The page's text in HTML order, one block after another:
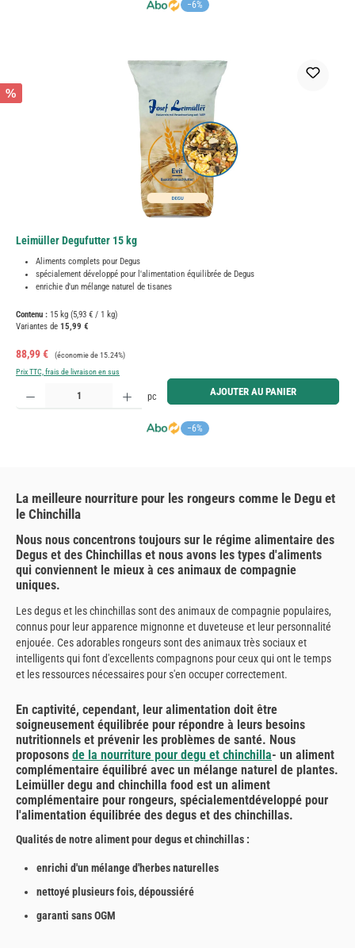
−6%
%
Leimüller Degufutter 15 kg
Aliments complets pour Degus
spécialement développé pour l'alimentation équilibrée de Degus
enrichie d'un mélange naturel de tisanes
Contenu : 15 kg (5,93 € / 1 kg)
Variantes de 15,99 €
Prix de vente :
88,99 € Prix régulier :
(économie de 15.24%)
Prix TTC, frais de livraison en sus
−6%
Quantité de produit : Entrez la quantité souhaitée ou utilisez les boutons pour augmenter ou
pc AJOUTER AU PANIER
La meilleure nourriture pour les rongeurs comme le Degu et
le Chinchilla
Nous nous concentrons toujours sur le régime alimentaire des
Degus et des Chinchillas et nous avons les types d'aliments
qui conviennent le mieux à ces animaux de compagnie
uniques.
Les degus et les chinchillas sont des animaux de compagnie populaires,
connus pour leur apparence mignonne et duveteuse et leur personnalité
enjouée. Ces adorables rongeurs sont des animaux très sociaux et
intelligents qui font d'excellents compagnons pour ceux qui ont le temps
et les ressources nécessaires pour s'en occuper correctement.
En captivité, cependant, leur alimentation doit être
soigneusement équilibrée pour répondre à leurs besoins
nutritionnels et prévenir les problèmes de santé. Nous
proposons de la nourriture pour degu et chinchilla- un aliment
complémentaire équilibré avec un mélange naturel de plantes.
Leimüller degu and chinchilla food est un aliment
complémentaire pour rongeurs, spécialementdéveloppé pour
l'alimentation équilibrée des degus et des chinchillas.
Qualités de notre aliment pour degus et chinchillas :
enrichi d'un mélange d'herbes naturelles
nettoyé plusieurs fois, dépoussiéré
garanti sans OGM